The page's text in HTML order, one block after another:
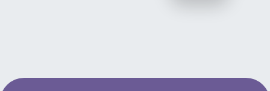
mobil giriş